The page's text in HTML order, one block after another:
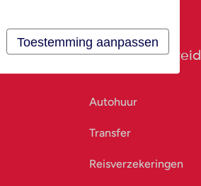
Goed voorbereid
Autohuur
Transfer
Reisverzekeringen
Toestemming aanpassen